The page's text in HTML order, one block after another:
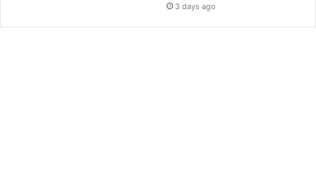
3 days ago